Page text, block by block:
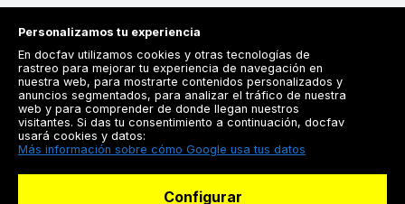
Registrarse
Docfav
Personalizamos tu experiencia
En docfav utilizamos cookies y otras tecnologías de
rastreo para mejorar tu experiencia de navegación en
nuestra web, para mostrarte contenidos personalizados y
anuncios segmentados, para analizar el tráfico de nuestra
web y para comprender de donde llegan nuestros
visitantes. Si das tu consentimiento a continuación, docfav
usará cookies y datos:
Más información sobre cómo Google usa tus datos
Configurar